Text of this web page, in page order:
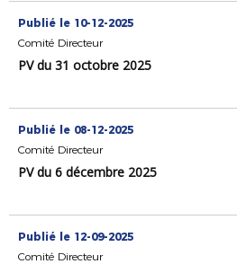
Publié le 10-12-2025
Comité Directeur
PV du 31 octobre 2025
Publié le 08-12-2025
Comité Directeur
PV du 6 décembre 2025
Publié le 12-09-2025
Comité Directeur